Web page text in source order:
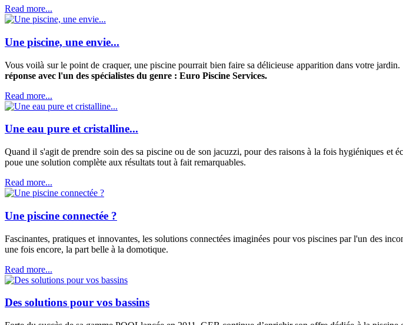
Read more...
Une piscine, une envie...
Vous voilà sur le point de craquer, une piscine pourrait bien faire sa délicieuse apparition dans votre
réponse avec l'un des spécialistes du genre : Euro Piscine Services.
Read more...
Une eau pure et cristalline...
Quand il s'agit de prendre soin des sa piscine ou de son jacuzzi, pour des raisons à la fois hygiéniques
poue une solution complète aux résultats tout à fait remarquables.
Read more...
Une piscine connectée ?
Fascinantes, pratiques et innovantes, les solutions connectées imaginées pour vos piscines par l'un des
une fois encore, la part belle à la domotique.
Read more...
Des solutions pour vos bassins